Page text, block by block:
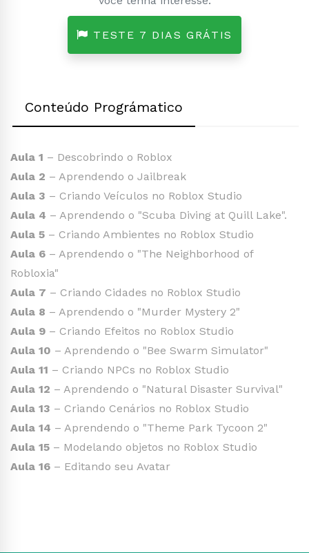
TESTE 7 DIAS GRÁTIS
Conteúdo Prográmatico
Aula 1 – Descobrindo o Roblox
Aula 2 – Aprendendo o Jailbreak
Aula 3 – Criando Veículos no Roblox Studio
Aula 4 – Aprendendo o "Scuba Diving at Quill Lake".
Aula 5 – Criando Ambientes no Roblox Studio
Aula 6 – Aprendendo o "The Neighborhood of
Robloxia"
Aula 7 – Criando Cidades no Roblox Studio
Aula 8 – Aprendendo o "Murder Mystery 2"
Aula 9 – Criando Efeitos no Roblox Studio
Aula 10 – Aprendendo o "Bee Swarm Simulator"
Aula 11 – Criando NPCs no Roblox Studio
Aula 12 – Aprendendo o "Natural Disaster Survival"
Aula 13 – Criando Cenários no Roblox Studio
Aula 14 – Aprendendo o "Theme Park Tycoon 2"
Aula 15 – Modelando objetos no Roblox Studio
Aula 16 – Editando seu Avatar